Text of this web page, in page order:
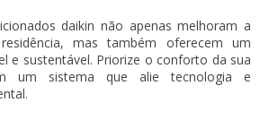
daikin não apenas melhoram a
mas também oferecem um
e sustentável. Priorize o conforto da sua
um sistema que alie tecnologia e